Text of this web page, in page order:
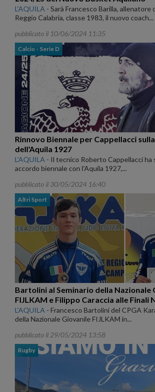
L'AQUILA - Sarà Francesco Barilla, allenatore
Reggio Calabria, classe 1983, il nuovo coach...
pubblicato il 10/06/2024 11:35
Calcio - Serie D
Rinnovo Biennale per Cappellacci
dell'Aquila 1927
L'AQUILA - Il tecnico Roberto Cappellacci ha
accordo biennale con l'Aquila 1927,...
pubblicato il 30/05/2024 16:40
Altri Sport
Bartolini al Seminario della Nazionale
FIJLKAM e Filippo Caraccia alle Finali
L'AQUILA - Francesco Bartolini del CPGA
della Nazionale Giovanile FIJLKAM in...
pubblicato il 29/05/2024 13:58
Rugby